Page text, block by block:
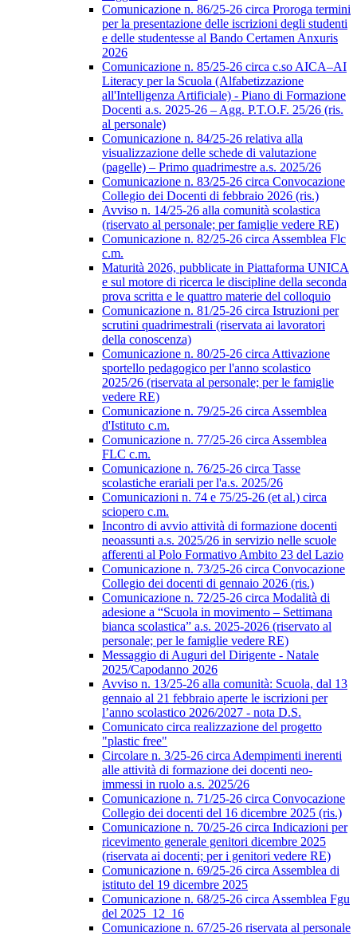
Comunicazione n. 86/25-26 circa Proroga termini
per la presentazione delle iscrizioni degli studenti
e delle studentesse al Bando Certamen Anxuris
2026
Comunicazione n. 85/25-26 circa c.so AICA–AI
Literacy per la Scuola (Alfabetizzazione
all'Intelligenza Artificiale) - Piano di Formazione
Docenti a.s. 2025-26 – Agg. P.T.O.F. 25/26 (ris.
al personale)
Comunicazione n. 84/25-26 relativa alla
visualizzazione delle schede di valutazione
(pagelle) – Primo quadrimestre a.s. 2025/26
Comunicazione n. 83/25-26 circa Convocazione
Collegio dei Docenti di febbraio 2026 (ris.)
Avviso n. 14/25-26 alla comunità scolastica
(riservato al personale; per famiglie vedere RE)
Comunicazione n. 82/25-26 circa Assemblea Flc
c.m.
Maturità 2026, pubblicate in Piattaforma UNICA
e sul motore di ricerca le discipline della seconda
prova scritta e le quattro materie del colloquio
Comunicazione n. 81/25-26 circa Istruzioni per
scrutini quadrimestrali (riservata ai lavoratori
della conoscenza)
Comunicazione n. 80/25-26 circa Attivazione
sportello pedagogico per l'anno scolastico
2025/26 (riservata al personale; per le famiglie
vedere RE)
Comunicazione n. 79/25-26 circa Assemblea
d'Istituto c.m.
Comunicazione n. 77/25-26 circa Assemblea
FLC c.m.
Comunicazione n. 76/25-26 circa Tasse
scolastiche erariali per l'a.s. 2025/26
Comunicazioni n. 74 e 75/25-26 (et al.) circa
sciopero c.m.
Incontro di avvio attività di formazione docenti
neoassunti a.s. 2025/26 in servizio nelle scuole
afferenti al Polo Formativo Ambito 23 del Lazio
Comunicazione n. 73/25-26 circa Convocazione
Collegio dei docenti di gennaio 2026 (ris.)
Comunicazione n. 72/25-26 circa Modalità di
adesione a “Scuola in movimento – Settimana
bianca scolastica” a.s. 2025-2026 (riservato al
personale; per le famiglie vedere RE)
Messaggio di Auguri del Dirigente - Natale
2025/Capodanno 2026
Avviso n. 13/25-26 alla comunità: Scuola, dal 13
gennaio al 21 febbraio aperte le iscrizioni per
l’anno scolastico 2026/2027 - nota D.S.
Comunicato circa realizzazione del progetto
"plastic free"
Circolare n. 3/25-26 circa Adempimenti inerenti
alle attività di formazione dei docenti neo-
immessi in ruolo a.s. 2025/26
Comunicazione n. 71/25-26 circa Convocazione
Collegio dei docenti del 16 dicembre 2025 (ris.)
Comunicazione n. 70/25-26 circa Indicazioni per
ricevimento generale genitori dicembre 2025
(riservata ai docenti; per i genitori vedere RE)
Comunicazione n. 69/25-26 circa Assemblea di
istituto del 19 dicembre 2025
Comunicazione n. 68/25-26 circa Assemblea Fgu
del 2025_12_16
Comunicazione n. 67/25-26 riservata al personale